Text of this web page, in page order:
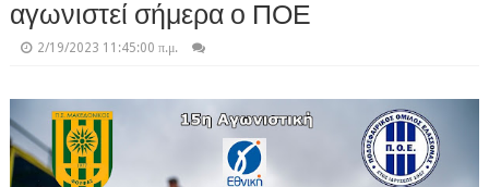
αγωνιστεί σήμερα ο ΠΟΕ
2/19/2023 11:45:00 π.μ.